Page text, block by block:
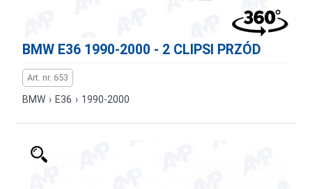
BMW E36 1990-2000 - 2 CLIPSI PRZÓD
Art. nr. 653
BMW › E36 › 1990-2000